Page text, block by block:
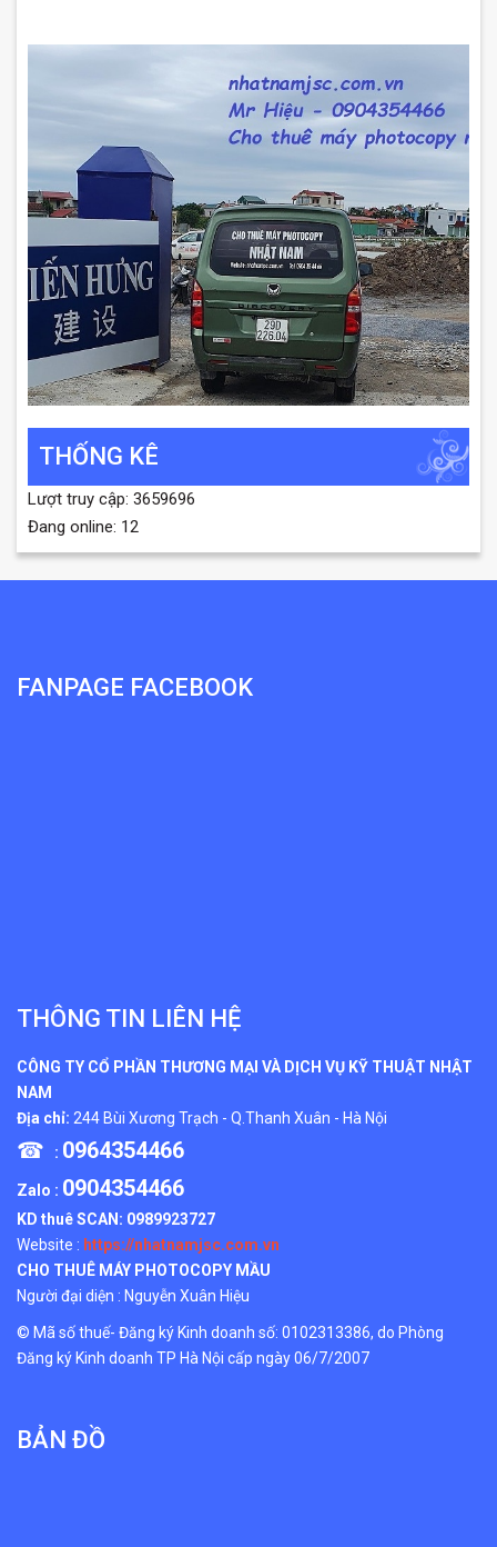
THỐNG KÊ
Lượt truy cập: 3659696
Đang online: 12
FANPAGE FACEBOOK
THÔNG TIN LIÊN HỆ
CÔNG TY CỔ PHẦN THƯƠNG MẠI VÀ DỊCH VỤ KỸ THUẬT NHẬT
NAM
Địa chỉ: 244 Bùi Xương Trạch - Q.Thanh Xuân - Hà Nội
☎ : 0964354466
Zalo : 0904354466
KD thuê SCAN: 0989923727
Website : https://nhatnamjsc.com.vn
CHO THUÊ MÁY PHOTOCOPY MẦU
Người đại diện : Nguyễn Xuân Hiệu
© Mã số thuế- Đăng ký Kinh doanh số: 0102313386, do Phòng
Đăng ký Kinh doanh TP Hà Nội cấp ngày 06/7/2007
BẢN ĐỒ